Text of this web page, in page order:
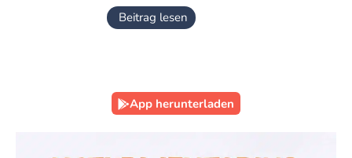
Beitrag lesen
App herunterladen